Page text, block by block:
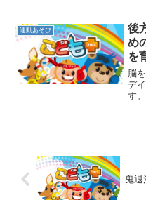
導
も
運動あそび
後
め
を
後
ブ
脳
デ
す
鬼